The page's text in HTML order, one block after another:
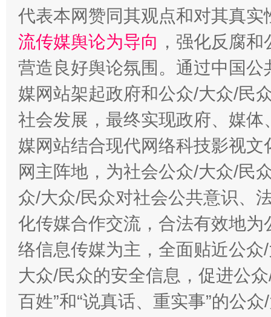
完善运行机制助力责任有效落实 一纸欠
东山县通报“牛蛙产品抗生素超标问题” 法
代表本网赞同其观点和对其真实
流传媒舆论为导向 ，强化反腐
营造良好舆论氛围。通过中国
媒网站架起政府和公众/大众/民
社会发展，最终实现政府、媒
媒网站结合现代网络科技影视
网主阵地，为社会公众/大众/民
众/大众/民众对社会公共意识、
化传媒合作交流，合法有效地
络信息传媒为主，全面贴近公
大众/民众的安全信息，促进公
百姓”和“说真话、重实事”的公